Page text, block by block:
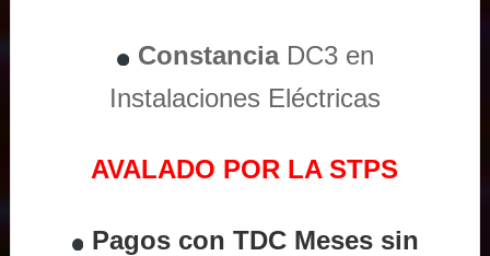
ConstanciaDC3 en
Instalaciones Eléctricas
AVALADO POR LA STPS
Pagos con TDC Meses sin